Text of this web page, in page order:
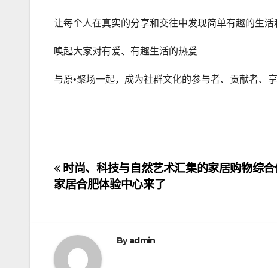
让每个人在真实的分享和交往中发现简单有趣的生活
唤起大家对有爰、有趣生活的热爰
与原•聚场一起，成为社群文化的参与者、贡献者、享
文
章
航
时尚、科技与自然艺术汇集的家居购物综
家居合肥体验中心来了
Byadmin